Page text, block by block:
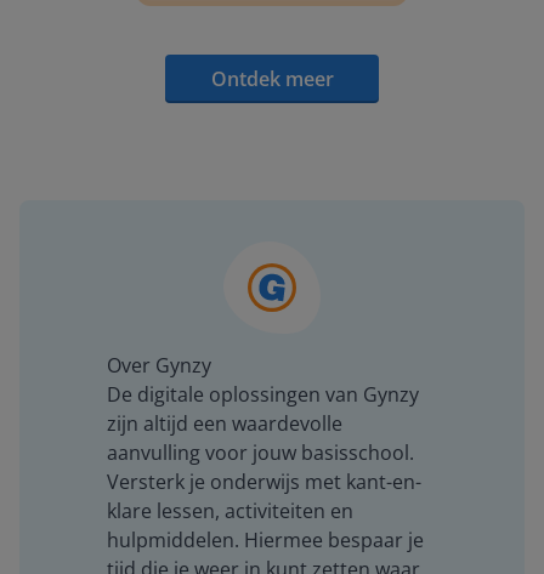
Ontdek meer
Over Gynzy
De digitale oplossingen van Gynzy
zijn altijd een waardevolle
aanvulling voor jouw basisschool.
Versterk je onderwijs met kant-en-
klare lessen, activiteiten en
hulpmiddelen. Hiermee bespaar je